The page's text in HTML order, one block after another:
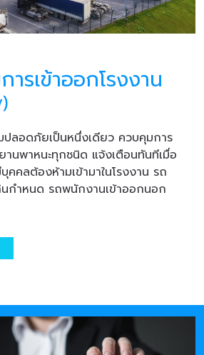
รเข้าออกโรงงาน
ปลอดภัยเป็นหนึ่งเดียว ควบคุมการ
านพาหนะทุกชนิด แจ้งเตือนทันทีเมื่อ
คลต้องห้ามเข้ามาในโรงงาน รถ
กำหนด รถพนักงานเข้าออกนอก